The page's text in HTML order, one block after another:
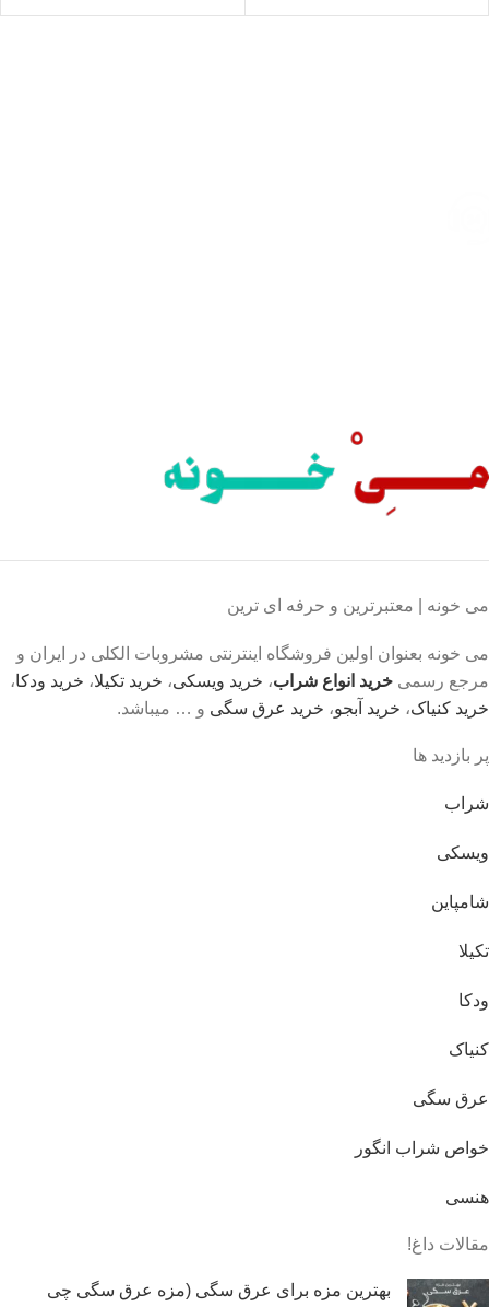
می خونه | معتبرترین و حرفه ای ترین
می خونه بعنوان اولین فروشگاه اینترنتی مشروبات الکلی در ایران و
مرجع رسمی خرید انواع شراب، خرید ویسکی، خرید تکیلا، خرید ودکا،
خرید کنیاک، خرید آبجو، خرید عرق سگی و … میباشد.
پر بازدید ها
شراب
ویسکی
شامپاین
تکیلا
ودکا
کنیاک
عرق سگی
خواص شراب انگور
هنسی
مقالات داغ!
بهترین مزه برای عرق سگی (مزه عرق سگی چی